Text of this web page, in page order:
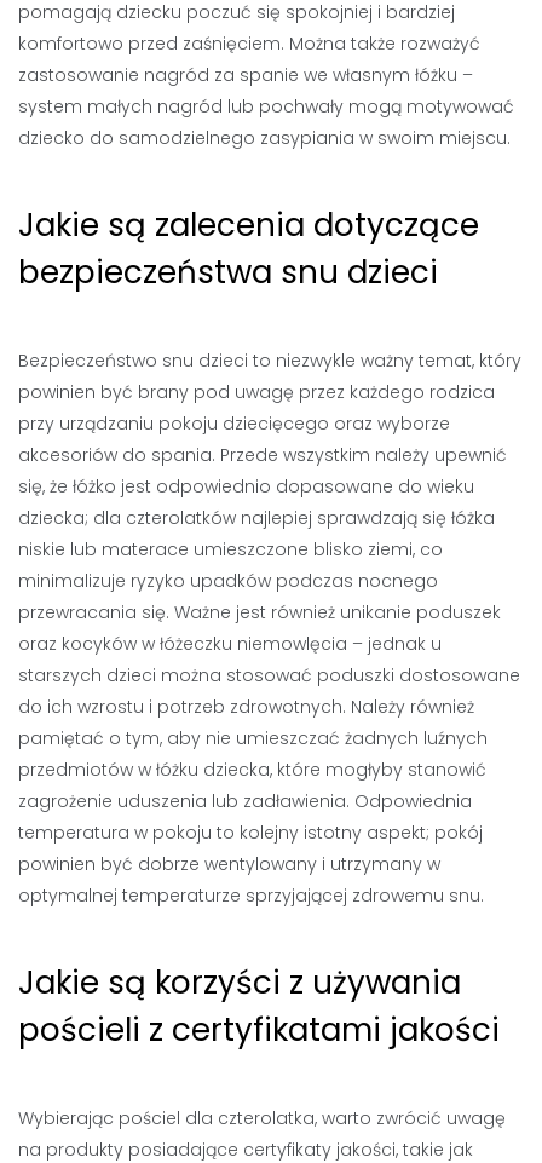
pomagają dziecku poczuć się spokojniej i bardziej
komfortowo przed zaśnięciem. Można także rozważyć
zastosowanie nagród za spanie we własnym łóżku –
system małych nagród lub pochwały mogą motywować
dziecko do samodzielnego zasypiania w swoim miejscu.
Jakie są zalecenia dotyczące
bezpieczeństwa snu dzieci
Bezpieczeństwo snu dzieci to niezwykle ważny temat, który
powinien być brany pod uwagę przez każdego rodzica
przy urządzaniu pokoju dziecięcego oraz wyborze
akcesoriów do spania. Przede wszystkim należy upewnić
się, że łóżko jest odpowiednio dopasowane do wieku
dziecka; dla czterolatków najlepiej sprawdzają się łóżka
niskie lub materace umieszczone blisko ziemi, co
minimalizuje ryzyko upadków podczas nocnego
przewracania się. Ważne jest również unikanie poduszek
oraz kocyków w łóżeczku niemowlęcia – jednak u
starszych dzieci można stosować poduszki dostosowane
do ich wzrostu i potrzeb zdrowotnych. Należy również
pamiętać o tym, aby nie umieszczać żadnych luźnych
przedmiotów w łóżku dziecka, które mogłyby stanowić
zagrożenie uduszenia lub zadławienia. Odpowiednia
temperatura w pokoju to kolejny istotny aspekt; pokój
powinien być dobrze wentylowany i utrzymany w
optymalnej temperaturze sprzyjającej zdrowemu snu.
Jakie są korzyści z używania
pościeli z certyfikatami jakości
Wybierając pościel dla czterolatka, warto zwrócić uwagę
na produkty posiadające certyfikaty jakości, takie jak